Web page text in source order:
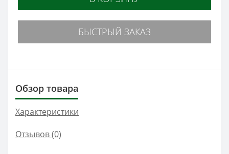
БЫСТРЫЙ ЗАКАЗ
Обзор товара
Характеристики
Отзывов (0)